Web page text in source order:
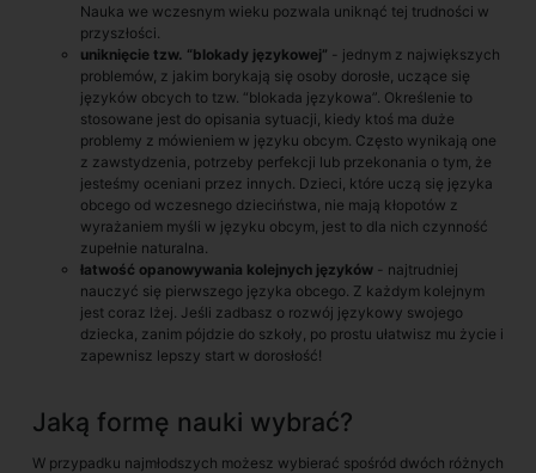
Nauka we wczesnym wieku pozwala uniknąć tej trudności w
przyszłości.
uniknięcie tzw. “blokady językowej” - jednym z największych
problemów, z jakim borykają się osoby dorosłe, uczące się
języków obcych to tzw. “blokada językowa”. Określenie to
stosowane jest do opisania sytuacji, kiedy ktoś ma duże
problemy z mówieniem w języku obcym. Często wynikają one
z zawstydzenia, potrzeby perfekcji lub przekonania o tym, że
jesteśmy oceniani przez innych. Dzieci, które uczą się języka
obcego od wczesnego dzieciństwa, nie mają kłopotów z
wyrażaniem myśli w języku obcym, jest to dla nich czynność
zupełnie naturalna.
łatwość opanowywania kolejnych języków - najtrudniej
nauczyć się pierwszego języka obcego. Z każdym kolejnym
jest coraz lżej. Jeśli zadbasz o rozwój językowy swojego
dziecka, zanim pójdzie do szkoły, po prostu ułatwisz mu życie i
zapewnisz lepszy start w dorosłość!
Jaką formę nauki wybrać?
W przypadku najmłodszych możesz wybierać spośród dwóch różnych